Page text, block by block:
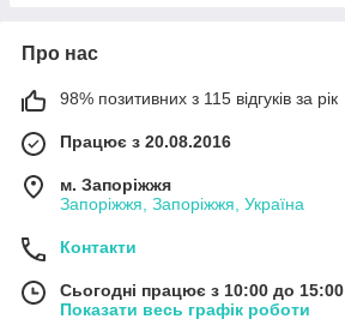
Про нас
98% позитивних з 115 відгуків за рік
Працює з 20.08.2016
м. Запоріжжя
Запоріжжя, Запоріжжя, Україна
Контакти
Сьогодні працює з 10:00 до 15:00
Показати весь графік роботи